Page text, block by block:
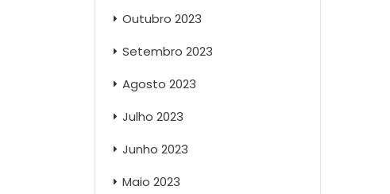
Outubro 2023
Setembro 2023
Agosto 2023
Julho 2023
Junho 2023
Maio 2023